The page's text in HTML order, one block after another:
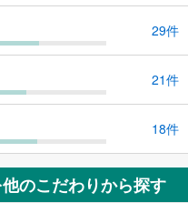
29件
21件
18件
のこだわりから探す